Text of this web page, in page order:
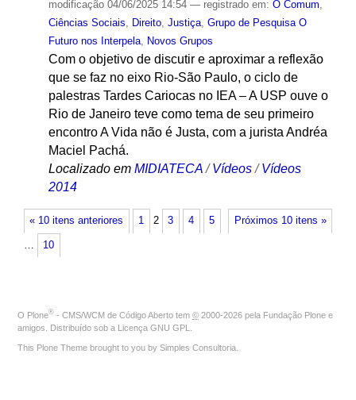
modificação04/06/2025 14:54 — registrado em: O Comum,
Ciências Sociais, Direito, Justiça, Grupo de Pesquisa O
Futuro nos Interpela, Novos Grupos
Com o objetivo de discutir e aproximar a reflexão
que se faz no eixo Rio-São Paulo, o ciclo de
palestras Tardes Cariocas no IEA – A USP ouve o
Rio de Janeiro teve como tema de seu primeiro
encontro A Vida não é Justa, com a jurista Andréa
Maciel Pachá.
Localizado em MIDIATECA /Vídeos /Vídeos
2014
« 10 itens anteriores Próximos 10 itens »
1 2 3 4 5
… 10
O Plone® - CMS/WCM de Código Aberto tem © 2000-2026 pela Fundação Plone e
amigos. Distribuído sob a Licença GNU GPL
This Plone Theme brought to you by Simples Consultoria